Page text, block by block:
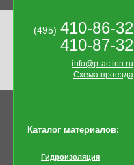
(495) 410-86-32
410-87-32
info@p-action.ru
Схема проезда
Каталог материалов:
Гидроизоляция